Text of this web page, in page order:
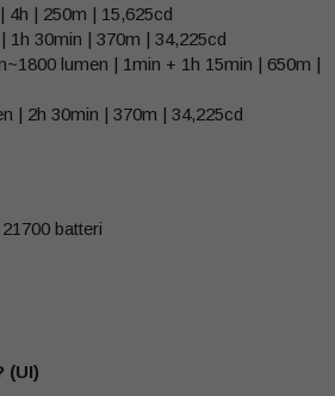
4h | 250m | 15,625cd
1h 30min | 370m | 34,225cd
lumen | 1min + 1h 15min | 650m |
| 2h 30min | 370m | 34,225cd
batteri
(UI)